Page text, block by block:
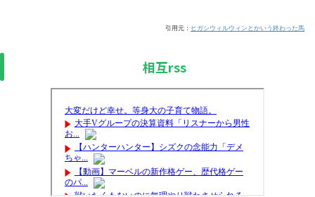
引用元： ヒガシウィルウィンとかいう終わった馬
相互rss